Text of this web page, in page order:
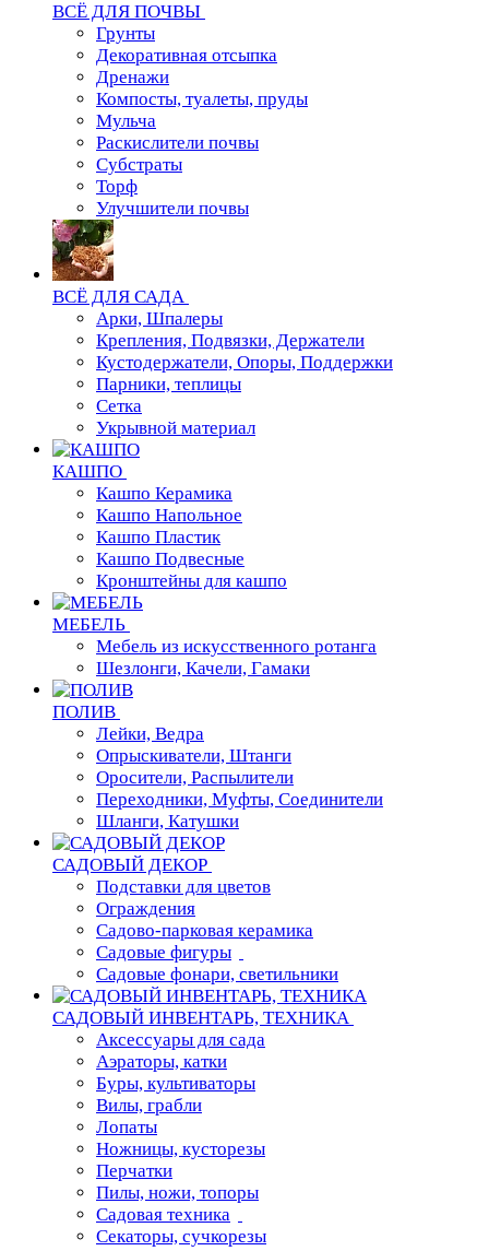
ВСЁ ДЛЯ ПОЧВЫ
Грунты
Декоративная отсыпка
Дренажи
Компосты, туалеты, пруды
Мульча
Раскислители почвы
Субстраты
Торф
Улучшители почвы
ВСЁ ДЛЯ САДА
Арки, Шпалеры
Крепления, Подвязки, Держатели
Кустодержатели, Опоры, Поддержки
Парники, теплицы
Сетка
Укрывной материал
КАШПО
Кашпо Керамика
Кашпо Напольное
Кашпо Пластик
Кашпо Подвесные
Кронштейны для кашпо
МЕБЕЛЬ
Мебель из искусственного ротанга
Шезлонги, Качели, Гамаки
ПОЛИВ
Лейки, Ведра
Опрыскиватели, Штанги
Оросители, Распылители
Переходники, Муфты, Соединители
Шланги, Катушки
САДОВЫЙ ДЕКОР
Подставки для цветов
Ограждения
Садово-парковая керамика
Садовые фигуры
Садовые фонари, светильники
САДОВЫЙ ИНВЕНТАРЬ, ТЕХНИКА
Аксессуары для сада
Аэраторы, катки
Буры, культиваторы
Вилы, грабли
Лопаты
Ножницы, кусторезы
Перчатки
Пилы, ножи, топоры
Садовая техника
Секаторы, сучкорезы